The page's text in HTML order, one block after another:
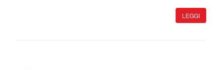
LEGGI